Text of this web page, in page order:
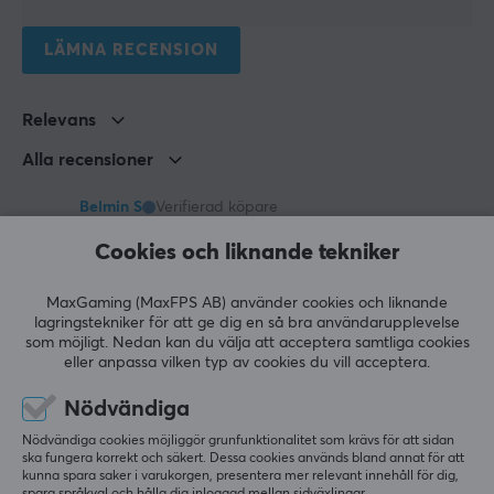
GARANTI
Producentens garanti
MÅTT & VIKT
Bredd
46.4 mm
Höjd
206.5 mm
Vikt
0.72 kg
LÄMNA RECENSION
Relevans
Alla recensioner
Belmin S
Verifierad köpare
PC
Fungerar direkt, plug and play...
Visa original
Logitech Driving Force Shifter - Växelspak
Igor G
Verifierad köpare
Cookies och liknande tekniker
MaxGaming (MaxFPS AB) använder cookies och liknande
lagringstekniker för att ge dig en så bra användarupplevelse
som möjligt. Nedan kan du välja att acceptera samtliga cookies
eller anpassa vilken typ av cookies du vill acceptera.
Nödvändiga
Nödvändiga cookies möjliggör grunfunktionalitet som krävs för att sidan
ska fungera korrekt och säkert. Dessa cookies används bland annat för att
kunna spara saker i varukorgen, presentera mer relevant innehåll för dig,